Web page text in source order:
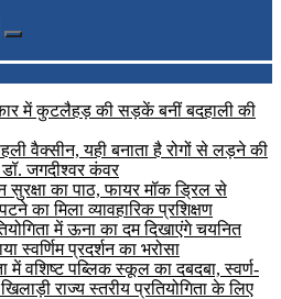
में कुटलैहड़ की सड़कें बनीं बदहाली की
वैक्सीन, यही बनाता है रोगों से लड़ने की
जगदीश्वर कंवर
का पाठ, फायर मॉक ड्रिल से
का मिला व्यावहारिक प्रशिक्षण
में ऊना का दम दिखाएंगे चयनित
स्वर्णिम प्रदर्शन का भरोसा
में वशिष्ट पब्लिक स्कूल का दबदबा, स्वर्ण-
राज्य स्तरीय प्रतियोगिता के लिए